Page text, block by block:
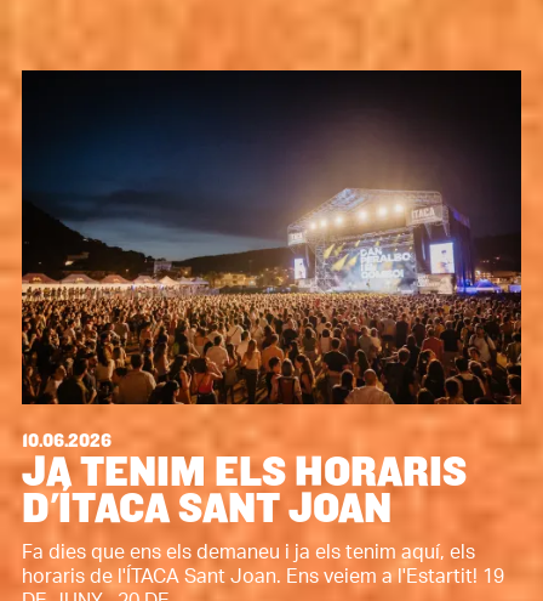
10.06.2026
JA TENIM ELS HORARIS
D'ÍTACA SANT JOAN
Fa dies que ens els demaneu i ja els tenim aquí, els
horaris de l'ÍTACA Sant Joan. Ens veiem a l'Estartit! 19